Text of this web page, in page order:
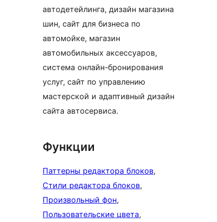
автодетейлинга, дизайн магазина
шин, сайт для бизнеса по
автомойке, магазин
автомобильных аксессуаров,
система онлайн-бронирования
услуг, сайт по управлению
мастерской и адаптивный дизайн
сайта автосервиса.
Функции
Паттерны редактора блоков
Стили редактора блоков
Произвольный фон
Пользовательские цвета